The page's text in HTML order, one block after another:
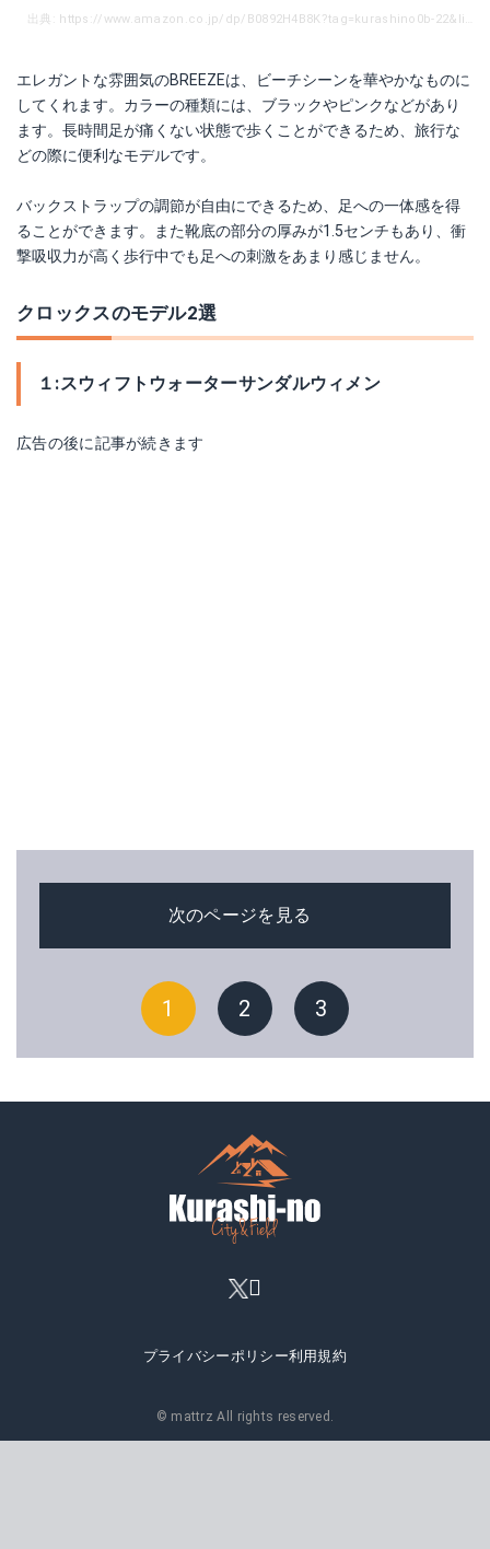
エレガントな雰囲気のBREEZEは、ビーチシーンを華やかなものに
してくれます。カラーの種類には、ブラックやピンクなどがあり
ます。長時間足が痛くない状態で歩くことができるため、旅行な
どの際に便利なモデルです。
バックストラップの調節が自由にできるため、足への一体感を得
ることができます。また靴底の部分の厚みが1.5センチもあり、衝
撃吸収力が高く歩行中でも足への刺激をあまり感じません。
クロックスのモデル2選
１:スウィフトウォーターサンダルウィメン
広告の後に記事が続きます
次のページを見る
1 2 3
プライバシーポリシー利用規約
© mattrz All rights reserved.